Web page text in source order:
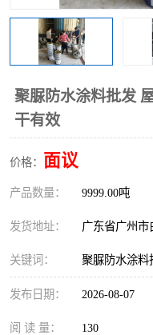
聚脲防水涂料批发
干有效
价格： 面议
产品数量： 9999.00吨
发货地址： 广东省广州市
关键词： 聚脲防水涂料
发布日期： 2026-08-07
阅 读 量： 130